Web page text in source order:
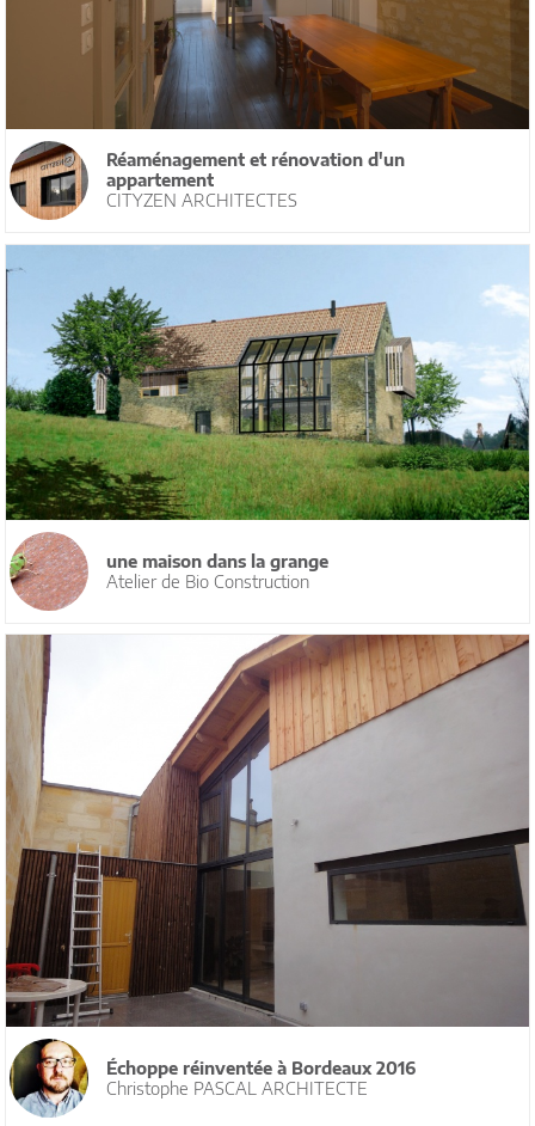
Réaménagement et rénovation d'un
appartement
CITYZEN ARCHITECTES
une maison dans la grange
Atelier de Bio Construction
Échoppe réinventée à Bordeaux 2016
Christophe PASCAL ARCHITECTE